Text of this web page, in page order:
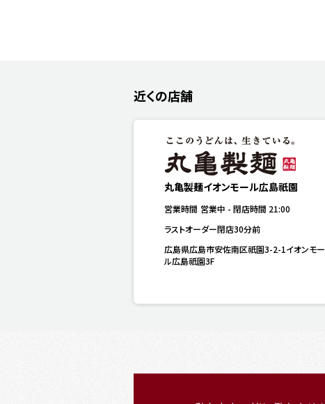
近くの店舗
丸亀製麺イオンモール広島祇園
営業時間 営業中 - 閉店時間 21:00
ラストオーダー閉店30分前
広島県広島市安佐南区祇園3-2-1イオンモー
ル広島祇園3F